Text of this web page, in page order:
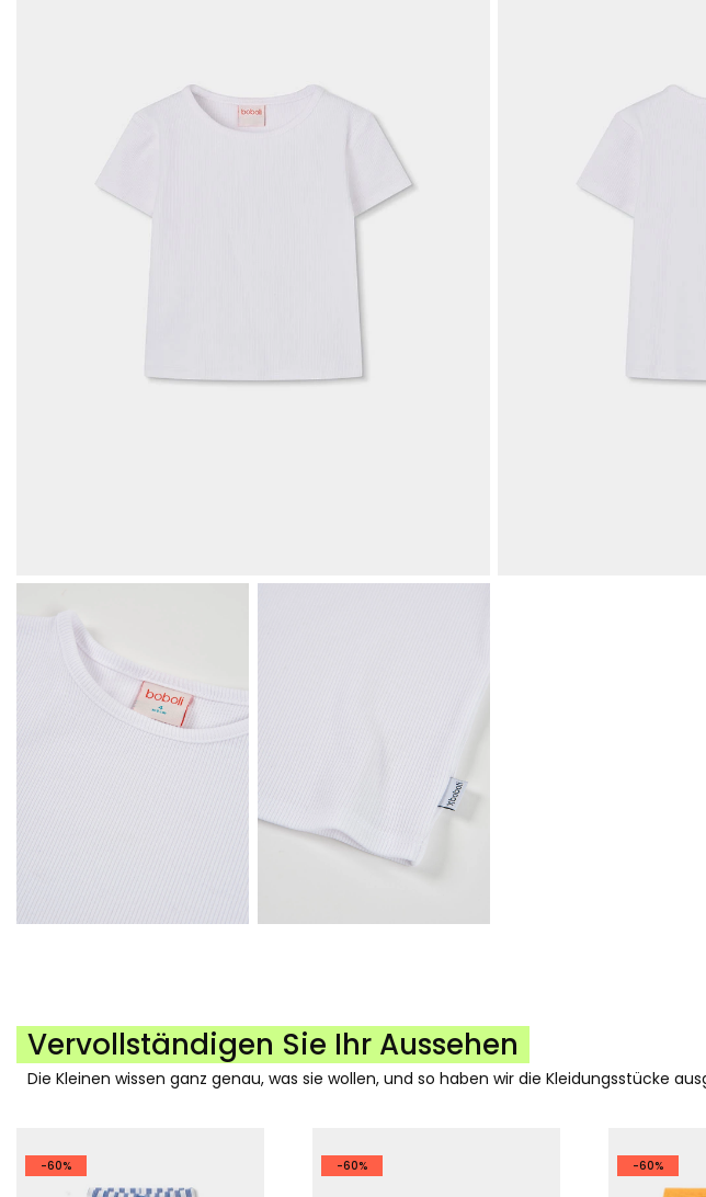
Vervollständigen Sie Ihr Aussehen
Die Kleinen wissen ganz genau, was sie wollen, und so haben wir die Kleidungsstücke
-60% -60% -60%